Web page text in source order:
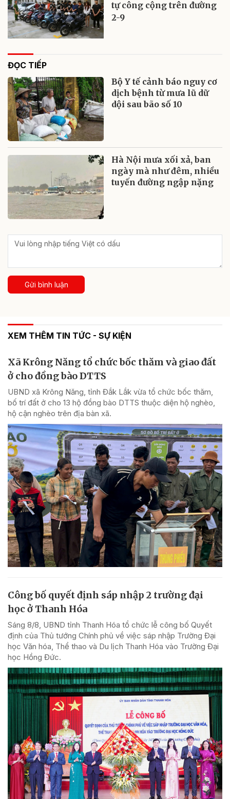
tự công cộng trên đường
2-9
ĐỌC TIẾP
Bộ Y tế cảnh báo nguy cơ
dịch bệnh từ mưa lũ dữ
dội sau bão số 10
Hà Nội mưa xối xả, ban
ngày mà như đêm, nhiều
tuyến đường ngập nặng
Gửi bình luận
XEM THÊM TIN TỨC - SỰ KIỆN
Xã Krông Năng tổ chức bốc thăm và giao đất
ở cho đồng bào DTTS
UBND xã Krông Năng, tỉnh Đắk Lắk vừa tổ chức bốc thăm,
bố trí đất ở cho 13 hộ đồng bào DTTS thuộc diện hộ nghèo,
hộ cận nghèo trên địa bàn xã.
Công bố quyết định sáp nhập 2 trường đại
học ở Thanh Hóa
Sáng 8/8, UBND tỉnh Thanh Hóa tổ chức lễ công bố Quyết
định của Thủ tướng Chính phủ về việc sáp nhập Trường Đại
học Văn hóa, Thể thao và Du lịch Thanh Hóa vào Trường Đại
học Hồng Đức.